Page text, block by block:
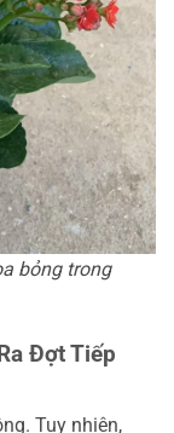
bỏng trong
Đợt Tiếp
Tuy nhiên,